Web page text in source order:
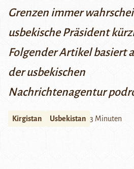
Grenzen immer
usbekische Präsident
Folgender Artikel basiert
der usbekischen
Nachrichtenagentur
Kirgistan Usbekistan 3 Minuten